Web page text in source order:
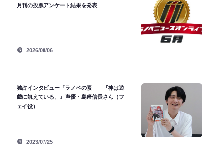
月刊の投票アンケート結果を発表
2026/08/06
独占インタビュー「ラノベの素」 『神は遊
戯に飢えている。』声優・島﨑信長さん（フ
ェイ役）
2023/07/25